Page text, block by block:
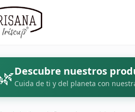
🌿Descubre nuestros
Cuida de ti y del planeta con